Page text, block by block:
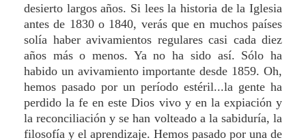
desierto largos años. Si lees la historia de la Iglesia
antes de 1830 o 1840, verás que en muchos países
solía haber avivamientos regulares casi cada diez
años más o menos. Ya no ha sido así. Sólo ha
habido un avivamiento importante desde 1859. Oh,
hemos pasado por un período estéril...la gente ha
perdido la fe en este Dios vivo y en la expiación y
la reconciliación y se han volteado a la sabiduría, la
filosofía y el aprendizaje. Hemos pasado por una de